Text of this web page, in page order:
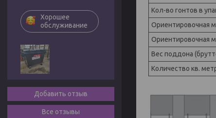
Кол-во гонтов в
Ориентировочная
Ориентировочная
Вес поддона
Количество кв.
Хорошее
обслуживание
Добавить отзыв
Все отзывы